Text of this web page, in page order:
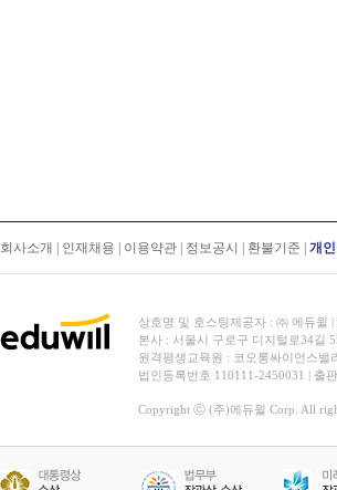
회사소개 인재채용 이용약관 정보공시 환불기준 개
상호명 및 호스팅제공자 : ㈜ 에듀윌
본사 : 서울시 구로구 디지털로34길
원격평생교육원 : 코오롱싸이언스밸
법인등록번호 110111-2450031 | 출
Copyright ⓒ (주)에듀윌 Corp. All